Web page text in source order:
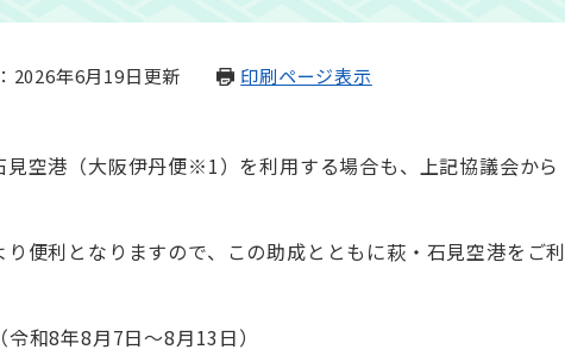
2026年6月19日更新 印刷ページ表示
空港（大阪伊丹便※1）を利用する場合も、上記協議会から
便利となりますので、この助成とともに萩・石見空港をご利
和8年8月7日～8月13日）